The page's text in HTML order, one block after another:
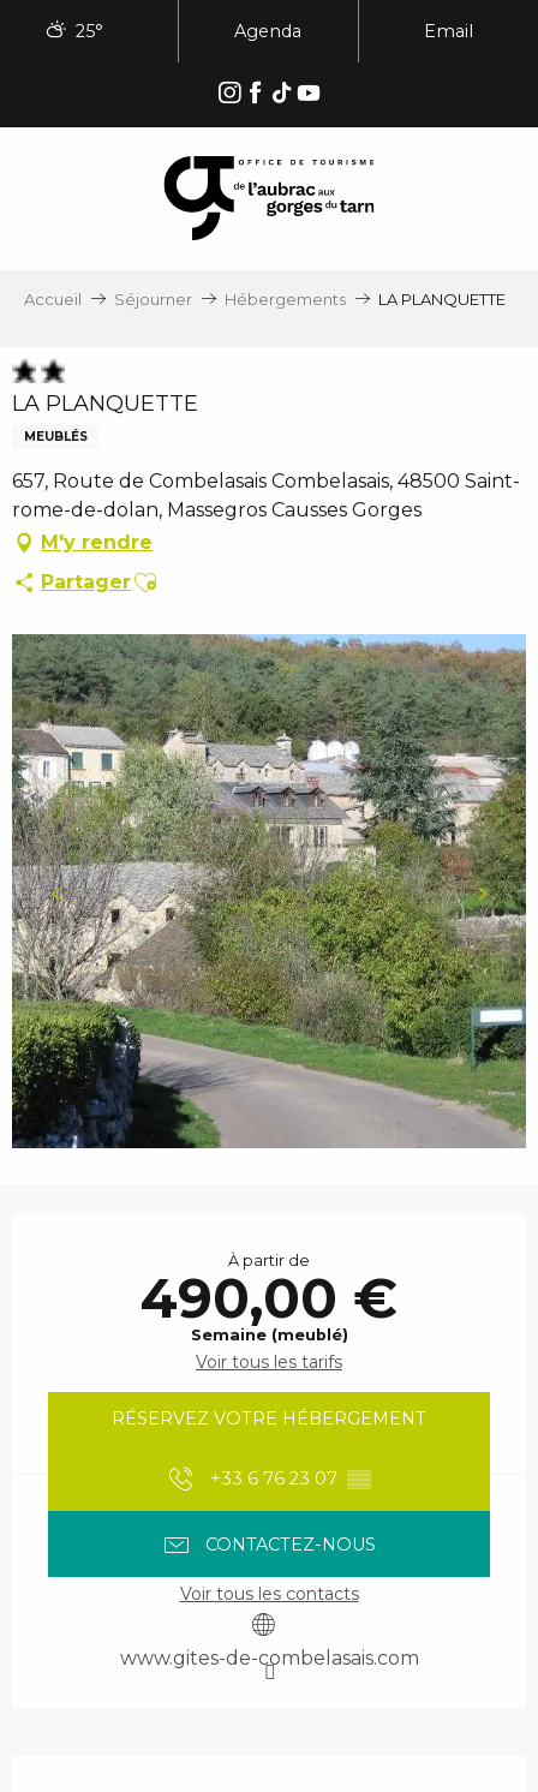
25° Agenda Email
Accueil Séjourner Hébergements LA PLANQUETTE
LA PLANQUETTE
MEUBLÉS
657, Route de Combelasais Combelasais, 48500 Saint-
rome-de-dolan, Massegros Causses Gorges
M'y rendre
PartagerAjouter aux favoris
À partir de
490,00 €
Semaine (meublé)
Voir tous les tarifs
RÉSERVEZ VOTRE HÉBERGEMENT
+33 6 76 23 07 ▒▒
CONTACTEZ-NOUS
Voir tous les contacts
www.gites-de-combelasais.com